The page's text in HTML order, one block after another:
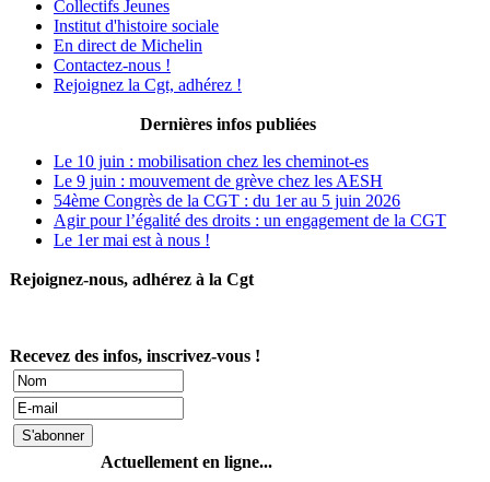
Collectifs Jeunes
Institut d'histoire sociale
En direct de Michelin
Contactez-nous !
Rejoignez la Cgt, adhérez !
Dernières infos publiées
Le 10 juin : mobilisation chez les cheminot-es
Le 9 juin : mouvement de grève chez les AESH
54ème Congrès de la CGT : du 1er au 5 juin 2026
Agir pour l’égalité des droits : un engagement de la CGT
Le 1er mai est à nous !
Rejoignez-nous, adhérez à la Cgt
Recevez des infos, inscrivez-vous !
Actuellement en ligne...